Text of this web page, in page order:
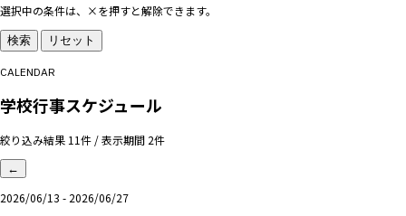
選択中の条件は、×を押すと解除できます。
検索 リセット
CALENDAR
学校行事スケジュール
絞り込み結果 11件 / 表示期間 2件
←
2026/06/13 - 2026/06/27